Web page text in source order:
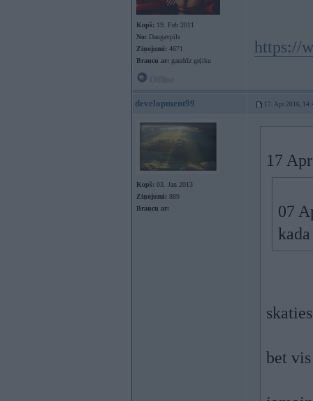
Kopš: 19. Feb 2011
No: Daugavpils
Ziņojumi: 4671
Braucu ar: gandrīz geļiku
https://
development99 17. Apr 2016,
Kopš: 03. Jan 2013
Ziņojumi: 889
Braucu ar:
17
07
bet